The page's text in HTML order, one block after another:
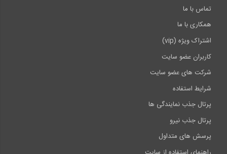
تماس با ما
همکاری با ما
اشتراک ویژه (vip)
کاربران عضو سایت
شرکت های عضو سایت
شرایط استفاده
پرتال جذب نمایندگی ها
پرتال جذب نیرو
پرسش های متداول